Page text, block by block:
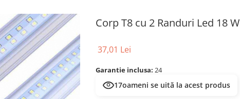
Corp T8 cu 2 Randuri Led 18 W
37,01 Lei
Garantie inclusa: 24
17oameni se uită la acest produs